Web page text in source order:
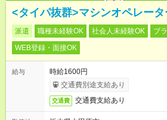
<タイパ抜群>マシンオペレータ
派遣 職種未経験OK 社会人未経験OK
ブ
WEB登録・面接OK
給与
時給1600円
交通費別途支給あり
交通費 交通費支給あり